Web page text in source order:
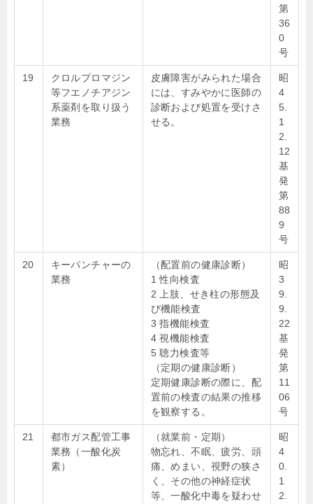
第
36
0
号
19
クロルプロマジン
等フエノチアジン
系薬剤を取り扱う
業務
皮膚障害がみられた場合
には、すみやかに医師の
診断および処置を受けさ
せる。
昭
4
5.
1
2.
12
基
発
第
88
9
号
20
キーパンチャーの
業務
（配置前の健康診断）
1 性向検査
2 上肢、せき柱の形態及
び機能検査
3 指機能検査
4 視機能検査
5 聴力検査等
（定期の健康診断）
定期健康診断の際に、配
置前の検査の結果の推移
を観察する。
昭
3
9.
9.
22
基
発
第
11
06
号
21
都市ガス配管工事
業務（一酸化炭
素）
（就業前・定期）
物忘れ、不眠、疲労、頭
痛、めまい、視野の狭さ
く、その他の神経症状
等、一酸化中毒を疑わせ
昭
4
0.
1
2.